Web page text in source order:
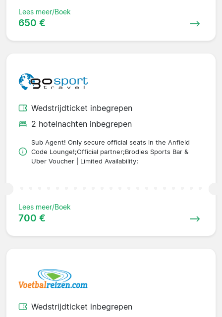
Lees meer/Boek
650 €
Wedstrijdticket inbegrepen
2 hotelnachten inbegrepen
Sub Agent! Only secure official seats in the Anfield
Code Lounge!;Official partner;Brodies Sports Bar &
Uber Voucher | Limited Availability;
Lees meer/Boek
700 €
Wedstrijdticket inbegrepen